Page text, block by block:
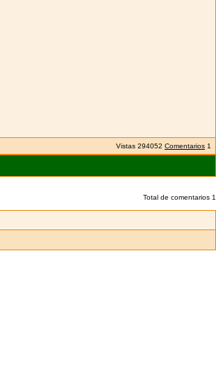
Vistas 294052 Comentarios 1
Total de comentarios 1